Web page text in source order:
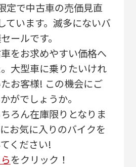
定で中古車の売価見直
ています。滅多にないバ
ールです。
をお求めやすい価格へ
大型車に乗りたいけれ
お客様! この機会にご
がでしょうか。
ろん在庫限りとなりま
お気に入りのバイクを
ください!
をクリック！